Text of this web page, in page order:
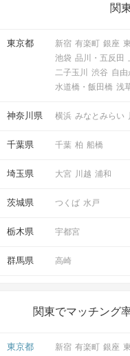
関
東京都 新宿 有楽町 銀座
池袋 品川・五反田
二子玉川
渋谷 自由
水道橋・飯田橋 浅
神奈川県 横浜 みなとみらい
千葉県 千葉 柏 船橋
埼玉県 大宮 川越 浦和
茨城県 つくば 水戸
栃木県 宇都宮
群馬県 高崎
関東でマッチング
東京都 新宿 有楽町 銀座